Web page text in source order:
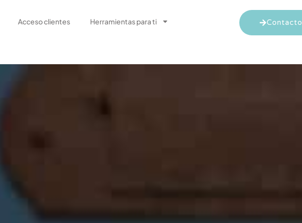
Acceso clientes Herramientas para ti Contacto